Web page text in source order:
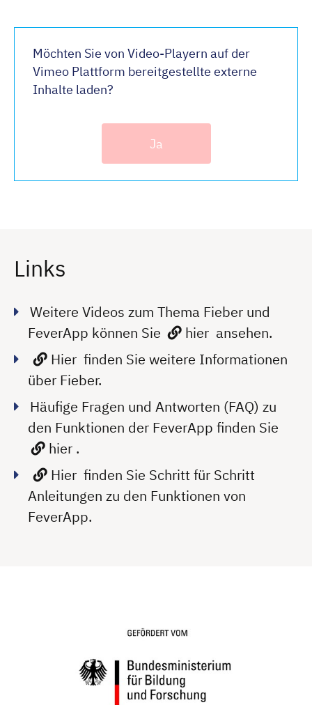
Möchten Sie von Video-Playern auf der
Vimeo Plattform bereitgestellte externe
Inhalte laden?
Ja
Links
Weitere Videos zum Thema Fieber und
FeverApp können Sie
hier ansehen.
Hier finden Sie weitere Informationen
über Fieber.
Häufige Fragen und Antworten (FAQ) zu
den Funktionen der FeverApp finden Sie
hier .
Hier finden Sie Schritt für Schritt
Anleitungen zu den Funktionen von
FeverApp.
Das FieberApp-Register wird von
BMBF
mehr